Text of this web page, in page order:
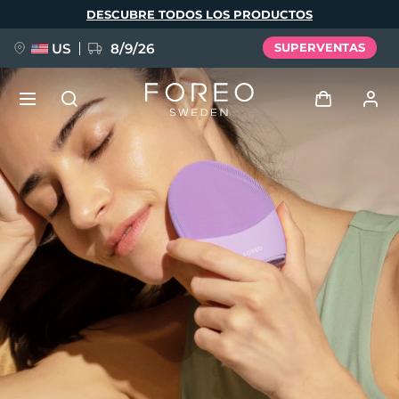
DESCUBRE TODOS LOS PRODUCTOS
US 8/9/26 SUPERVENTAS
Perfil de usuario
Mis dispositivos
Mis pedidos
Mis direcciones
Mis suscripciones
NUEVO
FAQ™ Pure Beauty-Tech Elixir
BREAKING NEWS
issa™ Teeth Whitening Set
Idioma
English Deutsch
Español
Français
Italiano
Português
Svenska
Русский
Türkçe
简体中文 繁體中文